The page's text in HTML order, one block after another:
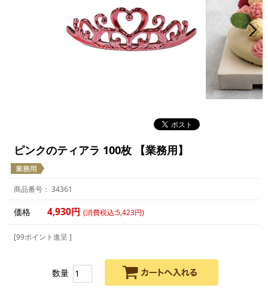
ピンクのティアラ 100枚 【業務用】
34361
価格 4,930円 (消費税込:5,423円)
[99ポイント進呈 ]
数量